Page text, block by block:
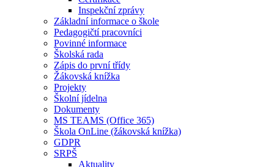
Inspekční zprávy
Základní informace o škole
Pedagogičtí pracovníci
Povinné informace
Školská rada
Zápis do první třídy
Žákovská knížka
Projekty
Školní jídelna
Dokumenty
MS TEAMS (Office 365)
Škola OnLine (žákovská knížka)
GDPR
SRPŠ
Aktuality